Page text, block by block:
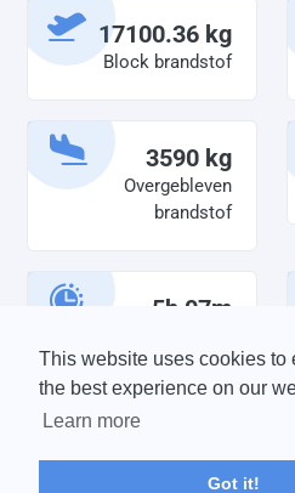
This website uses cookies to
the best experience on our
Learn more
Got it!
17100.36 kg
Block brandstof
3590 kg
Overgebleven
brandstof
5h 07m
DISCLAIMER: V-Bird Virtual
wijze aansprakelijkheid
schade die is ontstaan ten
informatie op deze website.
© 2004 - 2026 V-Bird Virtual
Powered by